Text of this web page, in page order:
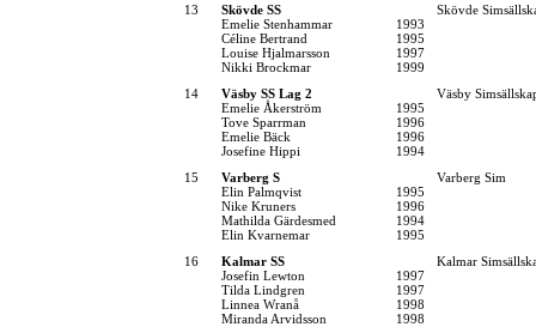
13
Skövde SS
Skövde
Emelie Stenhammar
1993
Céline Bertrand
1995
Louise Hjalmarsson
1997
Nikki Brockmar
1999
14
Väsby SS Lag 2
Väsby
Emelie Åkerström
1995
Tove Sparrman
1996
Emelie Bäck
1996
Josefine Hippi
1994
15
Varberg S
Varberg Sim
Elin Palmqvist
1995
Nike Kruners
1996
Mathilda Gärdesmed
1994
Elin Kvarnemar
1995
16
Kalmar SS
Kalmar
Josefin Lewton
1997
Tilda Lindgren
1997
Linnea Wranå
1998
Miranda Arvidsson
1998